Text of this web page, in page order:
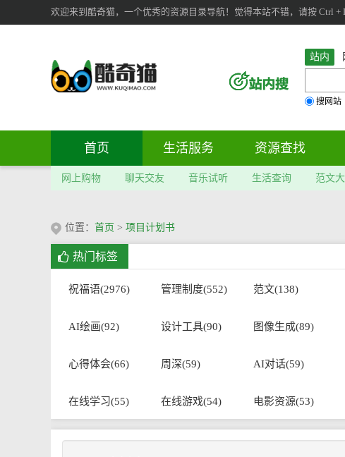
欢迎来到酷奇猫，一个优秀的资源目录导航！觉得本站不错，请按 Ctrl +
站内
搜网站
首页 生活服务 资源查找
网上购物 聊天交友 音乐试听 生活查询 范文
位置： 首页 > 项目计划书
热门标签
祝福语(2976) 管理制度(552) 范文(138)
AI绘画(92) 设计工具(90) 图像生成(89)
心得体会(66) 周深(59) AI对话(59)
在线学习(55) 在线游戏(54) 电影资源(53)